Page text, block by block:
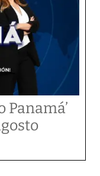
Panamá’